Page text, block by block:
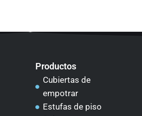
Productos
Cubiertas de
empotrar
Estufas de piso